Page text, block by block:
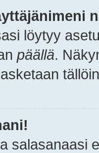
löytyy
päällä.
salasanaasi